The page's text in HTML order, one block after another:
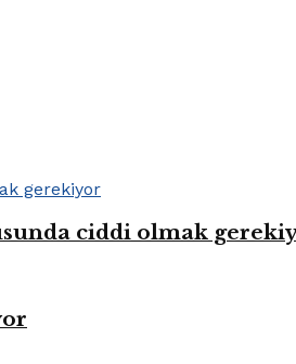
ciddi olmak